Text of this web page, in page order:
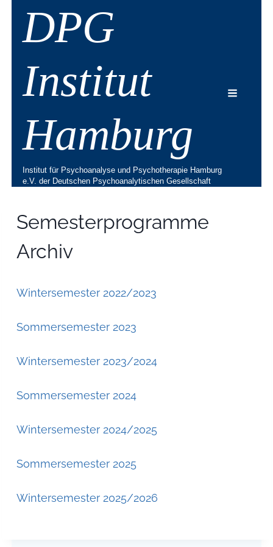
springenDPG
Institut
Hamburg
Institut für Psychoanalyse und Psychotherapie Hamburg
e.V. der Deutschen Psychoanalytischen Gesellschaft
Semesterprogramme
Archiv
Wintersemester 2022/2023
Sommersemester 2023
Wintersemester 2023/2024
Sommersemester 2024
Wintersemester 2024/2025
Sommersemester 2025
Wintersemester 2025/2026